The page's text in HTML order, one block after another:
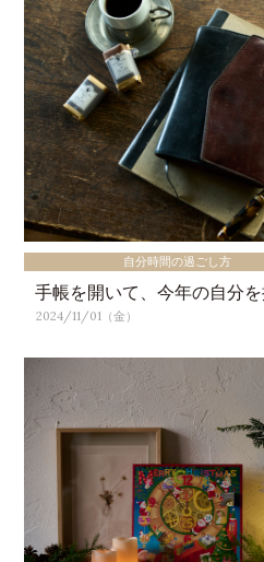
自分時間の過ごし方
手帳を開いて、今年の自分
2024/11/01（金）